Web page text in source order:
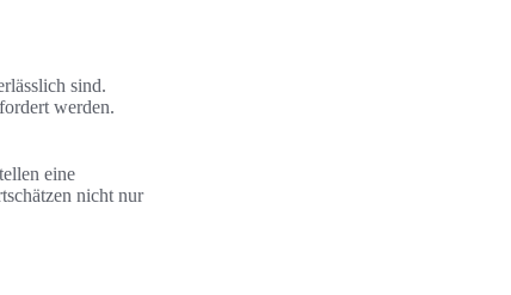
sind.
werden.
eine
nicht nur